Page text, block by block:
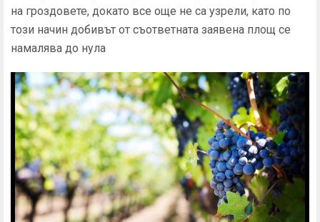
на гроздовете, докато все още не са узрели, като по
този начин добивът от съответната заявена площ се
намалява до нула